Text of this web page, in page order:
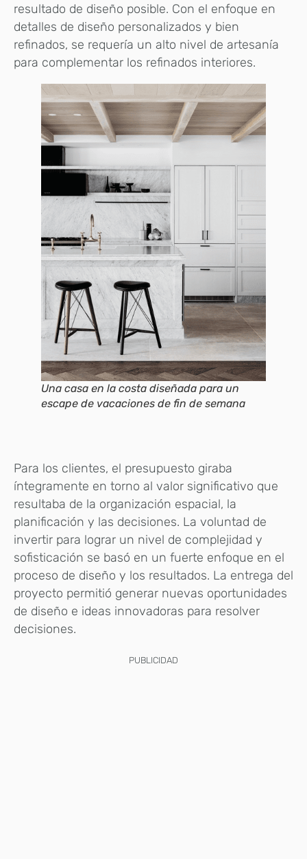
resultado de diseño posible. Con el enfoque en
detalles de diseño personalizados y bien
refinados, se requería un alto nivel de artesanía
para complementar los refinados interiores.
Una casa en la costa diseñada para un
escape de vacaciones de fin de semana
Para los clientes, el presupuesto giraba
íntegramente en torno al valor significativo que
resultaba de la organización espacial, la
planificación y las decisiones. La voluntad de
invertir para lograr un nivel de complejidad y
sofisticación se basó en un fuerte enfoque en el
proceso de diseño y los resultados. La entrega del
proyecto permitió generar nuevas oportunidades
de diseño e ideas innovadoras para resolver
decisiones.
PUBLICIDAD